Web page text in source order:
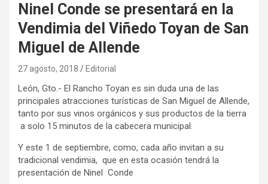
Ninel Conde se presentará en la
Vendimia del Viñedo Toyan de San
Miguel de Allende
27 agosto, 2018 Editorial
León, Gto.- El Rancho Toyan es sin duda una de las
principales atracciones turísticas de San Miguel de Allende,
tanto por sus vinos orgánicos y sus productos de la tierra
a solo 15 minutos de la cabecera municipal.
Y este 1 de septiembre, como, cada año invitan a su
tradicional vendimia, que en esta ocasión tendrá la
presentación de Ninel Conde